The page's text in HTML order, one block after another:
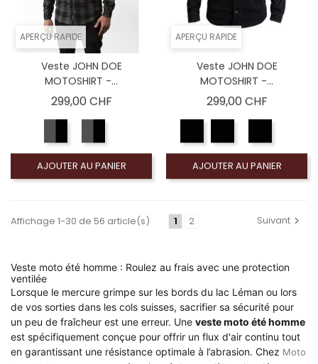
APERÇU RAPIDE
Veste JOHN DOE
MOTOSHIRT -...
299,00 CHFPrix
AJOUTER AU PANIER
APERÇU RAPIDE
Veste JOHN DOE
MOTOSHIRT -...
299,00 CHFPrix
AJOUTER AU PANIER
Affichage 1-30 de 56 article(s) 1 2 Suivant
Veste moto été homme : Roulez au frais avec une protection
ventilée
Lorsque le mercure grimpe sur les bords du lac Léman ou lors
de vos sorties dans les cols suisses, sacrifier sa sécurité pour
un peu de fraîcheur est une erreur. Une veste moto été homme
est spécifiquement conçue pour offrir un flux d'air continu tout
en garantissant une résistance optimale à l’abrasion. Chez Moto